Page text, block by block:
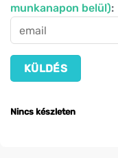
munkanapon belül):
Nincs készleten